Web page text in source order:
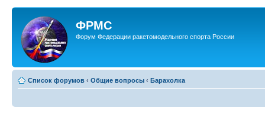
ФРМС
Форум Федерации ракетомодельного спорта России
Список форумов ‹ Общие вопросы ‹ Барахолка